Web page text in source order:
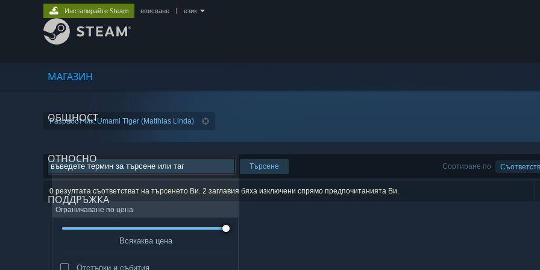
МАГАЗИН
ОБЩНОСТ
ОТНОСНО
ПОДДРЪЖКА
Инсталирайте Steam вписване език
Разработчик: Umami Tiger (Matthias Linda)
Сортиране по
Търсене
0 резултата съответстват на търсенето Ви. 2 заглавия бяха изключени спрямо предпочитанията Ви.
Ограничаване по цена
Всякаква цена
Отстъпки и събития